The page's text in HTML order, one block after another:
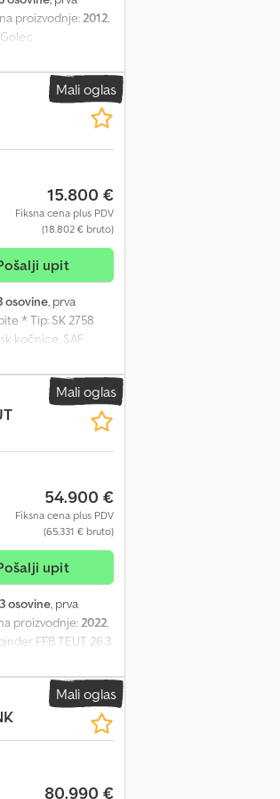
proizvodnje:2012,
engleski)
60 meseci *
ili želite da je
pravo na greške.
Mali oglas
15.800 €
Fiksna cena plus PDV
(18.802 € bruto)
upit
osovine, prva
* Tip: SK 2758
kočnice, SAF
šasija,
noge pozadi,
ventil,
2025 * Dimenzija
oznaka -
ruski i druge
Mali oglas
54.900 €
Fiksna cena plus PDV
(65.331 € bruto)
upit
3 osovine, prva
proizvodnje:2022,
FFB TEUT 26.3
proizvedena
* Model: FFB
3 * Zapremina
36.065 kg *
tečnosti: 2 *
vozilo
zahtev. Greške,
Mali oglas
80.990 €